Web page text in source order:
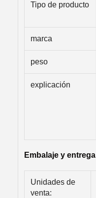
Tipo de producto
marca
peso
explicación
Embalaje y entrega
Unidades de
venta: